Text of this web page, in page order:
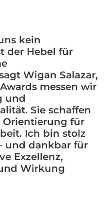
kein
der Hebel für
Wigan Salazar,
messen wir
und
Sie schaffen
für
Ich bin stolz
und dankbar für
Exzellenz,
Wirkung